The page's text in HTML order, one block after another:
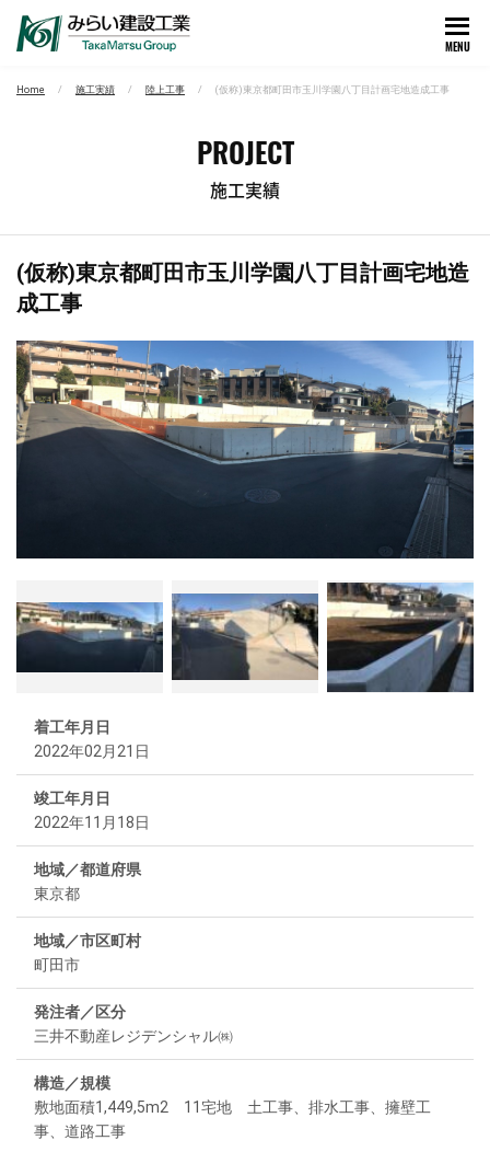
MENU
Home 施工実績 陸上工事 (仮称)東京都町田市玉川学園八丁目計画宅地造成工事
PROJECT
施工実績
(仮称)東京都町田市玉川学園八丁目計画宅地造
成工事
着工年月日
2022年02月21日
竣工年月日
2022年11月18日
地域／都道府県
東京都
地域／市区町村
町田市
発注者／区分
三井不動産レジデンシャル㈱
構造／規模
敷地面積1,449,5m2 11宅地 土工事、排水工事、擁壁工
事、道路工事